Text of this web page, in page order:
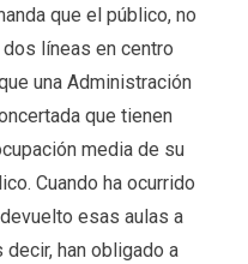
que el público, no
líneas en centro
una Administración
que tienen
media de su
Cuando ha ocurrido
esas aulas a
han obligado a